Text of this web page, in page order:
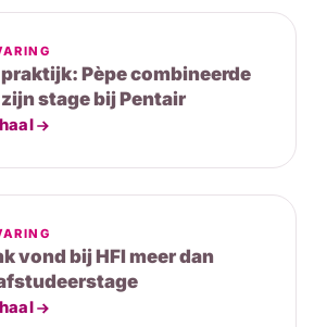
Pèpe combineerde
stage bij Pentair
vond bij HFI meer dan